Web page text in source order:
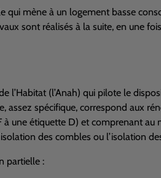
qui mène à un logement basse
sont réalisés à la suite, en une
l’Habitat (l’Anah) qui pilote le
assez spécifique, correspond aux
à une étiquette D) et comprenant au
des combles ou l’isolation
partielle :